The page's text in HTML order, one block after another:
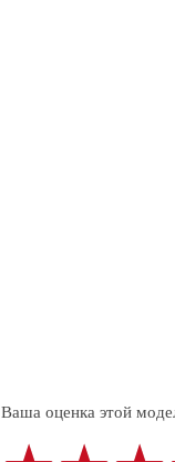
Ваша оценка этой